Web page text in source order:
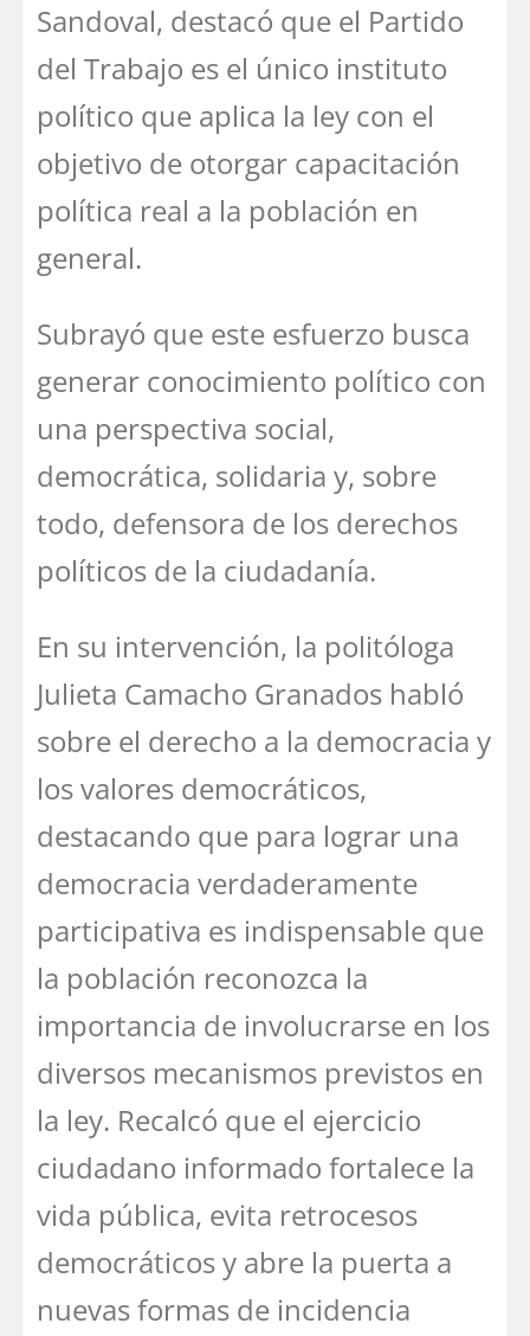
Sandoval, destacó que el Partido
del Trabajo es el único instituto
político que aplica la ley con el
objetivo de otorgar capacitación
política real a la población en
general.
Subrayó que este esfuerzo busca
generar conocimiento político con
una perspectiva social,
democrática, solidaria y, sobre
todo, defensora de los derechos
políticos de la ciudadanía.
En su intervención, la politóloga
Julieta Camacho Granados habló
sobre el derecho a la democracia y
los valores democráticos,
destacando que para lograr una
democracia verdaderamente
participativa es indispensable que
la población reconozca la
importancia de involucrarse en los
diversos mecanismos previstos en
la ley. Recalcó que el ejercicio
ciudadano informado fortalece la
vida pública, evita retrocesos
democráticos y abre la puerta a
nuevas formas de incidencia